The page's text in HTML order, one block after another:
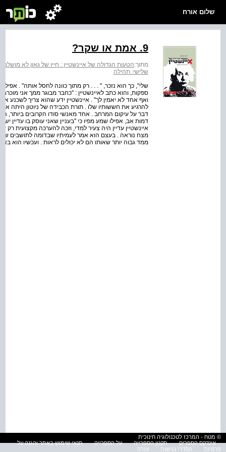
שלום אורח
9. אמת או שקר?
מתוך:הטעות הגדולה של איינשטיין : חייו של גאון לא מושלם
שלישי: תהילה
שלי", כך הוא נזכר, " . . . רק מתוך כוונה לחסל אותה" .
ספקות, והוא כתב לאיינשטיין : "כחבר מבוגר ממך אני
ואף אחד לא יאמין לך" . איינשטיין ידע שהוא צריך לשכנע
להרגיע את חששותיו שלו . תורת הכבידה של ניוטון
דבר על עיקום המרחב . אחד מאנשי סודו הקרובים ביותר,
דמות אב, אפילו שמע מפיו כי "בעניין שאני עוסק בו עדיין
מצח נוראה . בעצם הוא אמר לעמיתיו שבדומה לתושבים
ממד גבוה יותר שאותו הם לא יכולים לראות . ועכשיו הוא
© מטח - המרכז לטכנולוגיה חינוכית
אינדקס הספרים
תקנון הספרייה על הספרייה
תנאי שימוש באתר והגנה על
פרטיות
הסדרי נגישות עזרה